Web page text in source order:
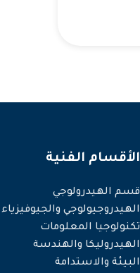
الأقسام الفنية
قسم الهيدرولوجي
الهيدروجيولوجي والجيوفيزياء
تكنولوجيا المعلومات
الهيدروليكا والهندسة
البيئة والاستدامة